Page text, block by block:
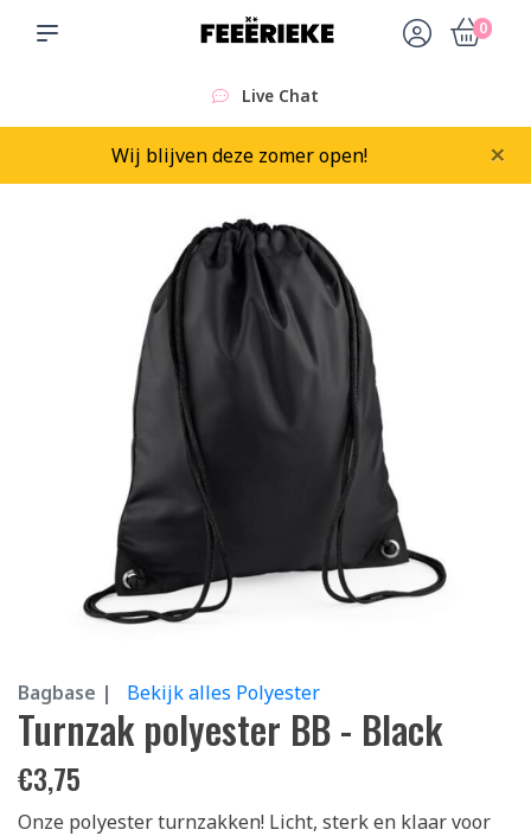
0
Live Chat
Wij blijven deze zomer open! ×
Bagbase | Bekijk alles Polyester
Turnzak polyester BB - Black
€3,75
Onze polyester turnzakken! Licht, sterk en klaar voor